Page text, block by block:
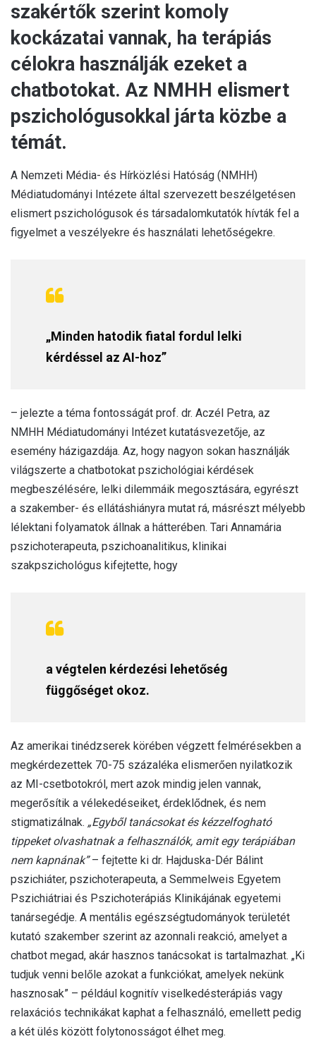
szakértők szerint komoly
kockázatai vannak, ha terápiás
célokra használják ezeket a
chatbotokat. Az NMHH elismert
pszichológusokkal járta közbe a
témát.
A Nemzeti Média- és Hírközlési Hatóság (NMHH)
Médiatudományi Intézete által szervezett beszélgetésen
elismert pszichológusok és társadalomkutatók hívták fel a
figyelmet a veszélyekre és használati lehetőségekre.
„Minden hatodik fiatal fordul lelki
kérdéssel az AI-hoz”
– jelezte a téma fontosságát prof. dr. Aczél Petra, az
NMHH Médiatudományi Intézet kutatásvezetője, az
esemény házigazdája. Az, hogy nagyon sokan használják
világszerte a chatbotokat pszichológiai kérdések
megbeszélésére, lelki dilemmáik megosztására, egyrészt
a szakember- és ellátáshiányra mutat rá, másrészt mélyebb
lélektani folyamatok állnak a hátterében. Tari Annamária
pszichoterapeuta, pszichoanalitikus, klinikai
szakpszichológus kifejtette, hogy
a végtelen kérdezési lehetőség
függőséget okoz.
Az amerikai tinédzserek körében végzett felmérésekben a
megkérdezettek 70-75 százaléka elismerően nyilatkozik
az MI-csetbotokról, mert azok mindig jelen vannak,
megerősítik a vélekedéseiket, érdeklődnek, és nem
stigmatizálnak. „Egyből tanácsokat és kézzelfogható
tippeket olvashatnak a felhasználók, amit egy terápiában
nem kapnának”– fejtette ki dr. Hajduska-Dér Bálint
pszichiáter, pszichoterapeuta, a Semmelweis Egyetem
Pszichiátriai és Pszichoterápiás Klinikájának egyetemi
tanársegédje. A mentális egészségtudományok területét
kutató szakember szerint az azonnali reakció, amelyet a
chatbot megad, akár hasznos tanácsokat is tartalmazhat. „Ki
tudjuk venni belőle azokat a funkciókat, amelyek nekünk
hasznosak” – például kognitív viselkedésterápiás vagy
relaxációs technikákat kaphat a felhasználó, emellett pedig
a két ülés között folytonosságot élhet meg.